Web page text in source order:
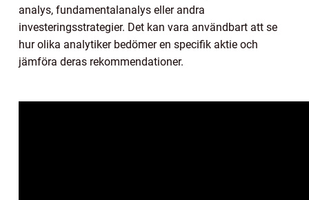
analys, fundamentalanalys eller andra
investeringsstrategier. Det kan vara användbart att se
hur olika analytiker bedömer en specifik aktie och
jämföra deras rekommendationer.